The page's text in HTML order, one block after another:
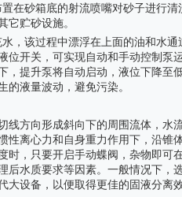
在砂箱底的射流喷嘴对砂子进行清
它贮砂设施。
，该过程中漂浮在上面的油和水通
位开关，可实现自动和手动控制泵
，提升泵将自动启动，液位下降至
液量波动，避免污染。
线方向形成斜向下的周围流体，水
性离心力和自身重力作用下，沿锥
时，只要开启手动蝶阀，杂物即可
后水质要求等因素。一般情况下，
设备，以便取得更佳的固液分离效